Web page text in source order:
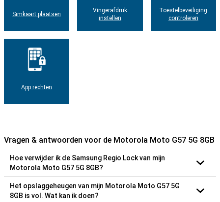
Simkaart plaatsen
Vingerafdruk
instellen
Toestelbeveiliging
controleren
App rechten
Vragen & antwoorden voor de Motorola Moto G57 5G 8GB
Hoe verwijder ik de Samsung Regio Lock van mijn
Motorola Moto G57 5G 8GB?
Het opslaggeheugen van mijn Motorola Moto G57 5G
8GB is vol. Wat kan ik doen?